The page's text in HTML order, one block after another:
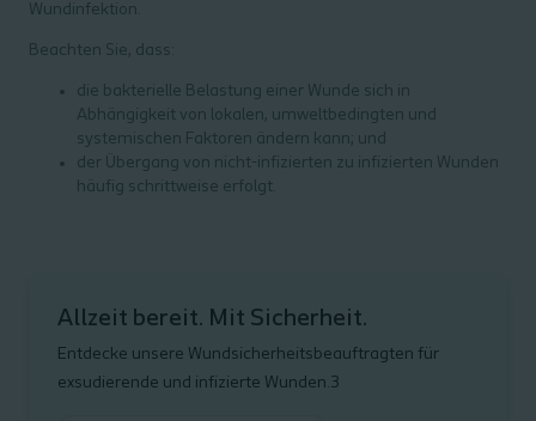
Wundinfektion.
Beachten Sie, dass:
die bakterielle Belastung einer Wunde sich in
Abhängigkeit von lokalen, umweltbedingten und
systemischen Faktoren ändern kann; und
der Übergang von nicht-infizierten zu infizierten Wunden
häufig schrittweise erfolgt.
Allzeit bereit. Mit Sicherheit.
Entdecke unsere Wundsicherheitsbeauftragten für
exsudierende und infizierte Wunden.3